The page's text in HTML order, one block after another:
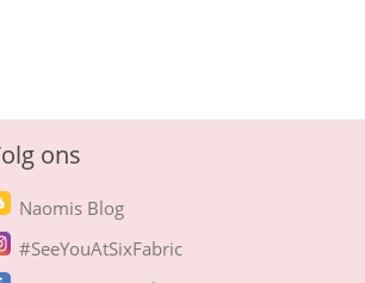
ons
Naomis Blog
#SeeYouAtSixFabric